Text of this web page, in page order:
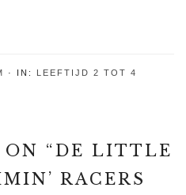
IN: LEEFTIJD 2 TOT 4
“DE LITTLE
RACERS